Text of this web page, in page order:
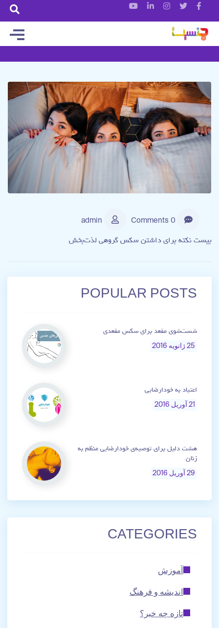
بیست نکته برای داشتن سکس گروهی لذت‌بخش
POPULAR POSTS
شست‌شوی مقعد برای سکس مقعدی
25 ژانویه 2016
اعتیاد به خودارضایی
21 آوریل 2016
هشت دلیل برای توصیه‌ی خودارضایی منظم به
زنان
29 آوریل 2016
CATEGORIES
آموزش
اندیشه و فرهنگ
تازه چه خبر؟